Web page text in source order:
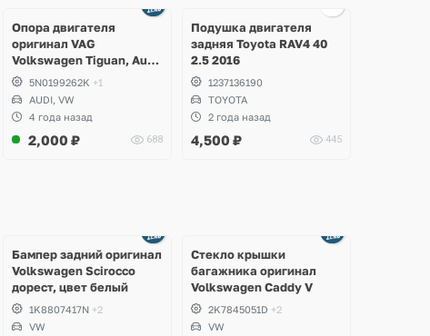
Опора двигателя
оригинал VAG
Volkswagen Tiguan, Audi
Q3 2.0 TSI, CCZA, CPSA
5N0199262K +1
AUDI, VW
4 года назад
2,000 ₽ 688
Подушка двигателя
задняя Toyota RAV4 40
2.5 2016
1237136190
TOYOTA
2 года назад
4,500 ₽ 445
Бампер задний оригинал
Volkswagen Scirocco
дорест, цвет белый
1K8807417N +2
VW
Стекло крышки
багажника оригинал
Volkswagen Caddy V
2K7845051D +2
VW